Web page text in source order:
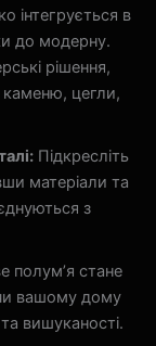
інтегрується в
до модерну.
рішення,
цегли,
Підкресліть
матеріали та
з
полум’я стане
вашому дому
вишуканості.